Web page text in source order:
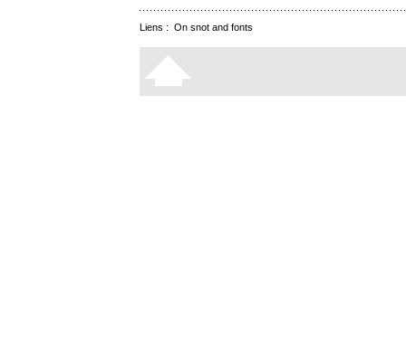
Liens : On snot and fonts